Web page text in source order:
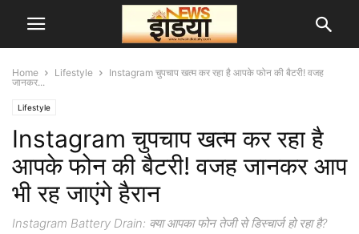
Home Lifestyle
Instagram चुपचाप खत्म कर रहा है आपके फोन की बैटरी! वजह
जानकर...
Lifestyle
Instagram चुपचाप खत्म कर रहा है
आपके फोन की बैटरी! वजह जानकर आप
भी रह जाएंगे हैरान
Instagram Battery Drain: क्या आपका फोन तेजी से डिस्चार्ज हो रहा है?